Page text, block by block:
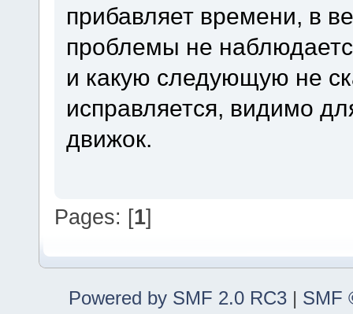
прибавляет времени, в
проблемы не
и какую следующую не
исправляется, видимо
движок.
Pages: [1]
Powered by SMF 2.0 RC3 | SMF